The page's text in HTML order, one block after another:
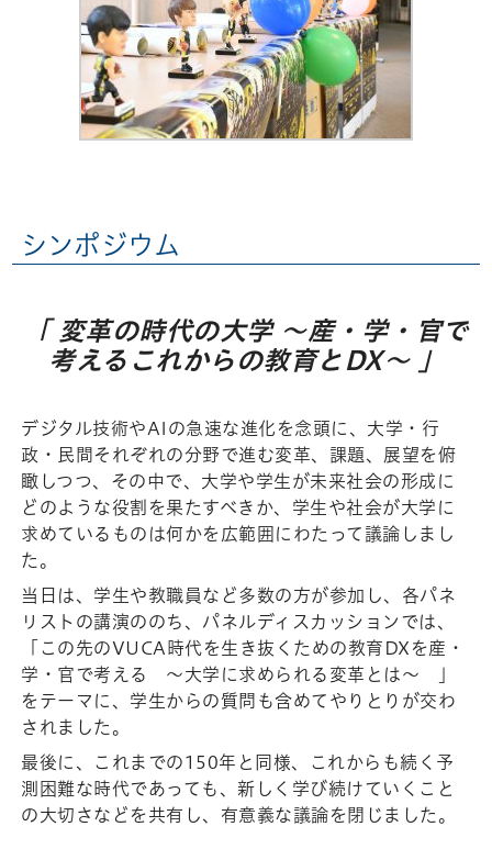
シンポジウム
「 変革の時代の大学 ～産・学・官で
考えるこれからの教育とDX～ 」
デジタル技術やAIの急速な進化を念頭に、大学・行
政・民間それぞれの分野で進む変革、課題、展望を俯
瞰しつつ、その中で、大学や学生が未来社会の形成に
どのような役割を果たすべきか、学生や社会が大学に
求めているものは何かを広範囲にわたって議論しまし
た。
当日は、学生や教職員など多数の方が参加し、各パネ
リストの講演ののち、パネルディスカッションでは、
「この先のVUCA時代を生き抜くための教育DXを産・
学・官で考える ～大学に求められる変革とは～ 」
をテーマに、学生からの質問も含めてやりとりが交わ
されました。
最後に、これまでの150年と同様、これからも続く予
測困難な時代であっても、新しく学び続けていくこと
の大切さなどを共有し、有意義な議論を閉じました。